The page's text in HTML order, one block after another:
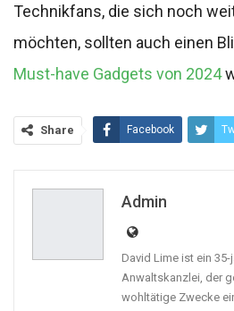
Technikfans, die sich noch
möchten, sollten auch einen
Must-have Gadgets von 2024
Share Facebook
Linkedin
Admin
David Lime ist ein
Anwaltskanzlei, der
wohltätige Zwecke